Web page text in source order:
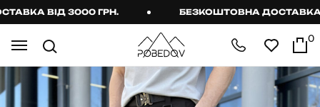
ВІД 3000 ГРН. БЕЗКОШТОВНА ДОСТАВКА
0